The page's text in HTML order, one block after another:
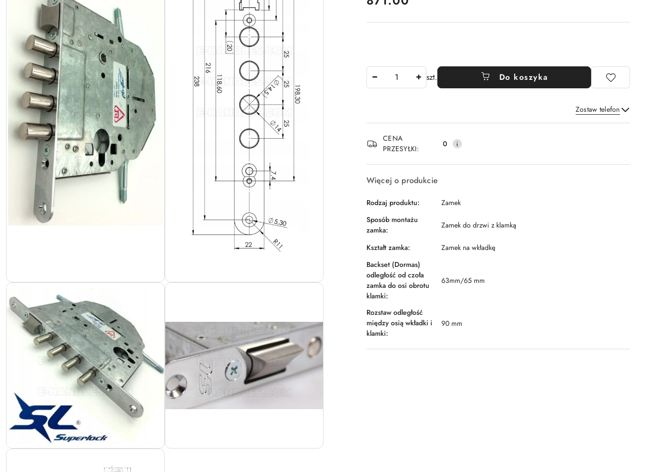
szt. Do koszyka
Zostaw telefon
Wyślij
Dostępność
i
dostawa
CENA
PRZESYŁKI:
0
Więcej o produkcie
Rodzaj produktu:
Zamek
Sposób montażu
zamka:
Zamek do drzwi z klamką
Kształt zamka:
Zamek na wkładkę
Backset (Dormas)
odległość od czoła
zamka do osi obrotu
klamki:
63mm/65 mm
Rozstaw odległość
między osią wkładki i
klamki:
90 mm